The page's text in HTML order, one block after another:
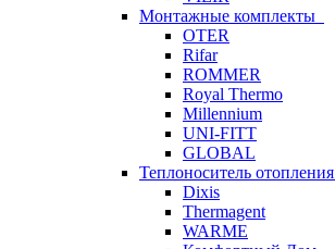
Монтажные комплекты
OTER
Rifar
ROMMER
Royal Thermo
Millennium
UNI-FITT
GLOBAL
Теплоноситель отопления
Dixis
Thermagent
WARME